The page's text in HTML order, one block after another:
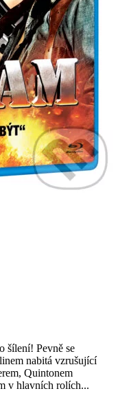
šílení! Pevně se
nabitá vzrušující
Quintonem
v hlavních rolích...